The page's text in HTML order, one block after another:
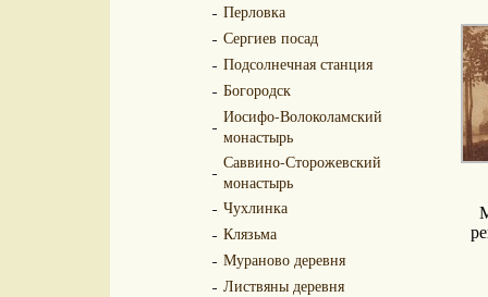
Перловка
Сергиев посад
Подсолнечная станция
Богородск
Иосифо-Волоколамский
монастырь
Саввино-Сторожевский
монастырь
Чухлинка
Клязьма
Мураново деревня
Листвяны деревня